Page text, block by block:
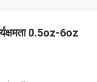
0.5oz-6oz